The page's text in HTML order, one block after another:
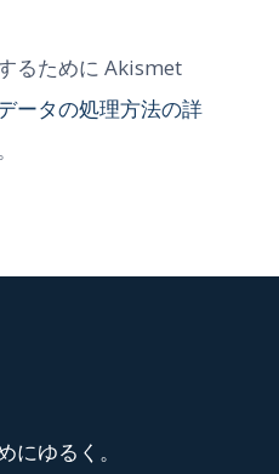
るために Akismet
ータの処理方法の詳
にゆるく。